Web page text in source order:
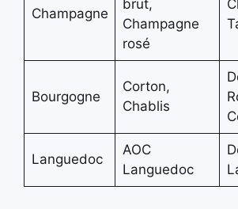
Champagne
brut,
Champagne
rosé
Bourgogne
Corton,
Chablis
Languedoc
AOC
Languedoc